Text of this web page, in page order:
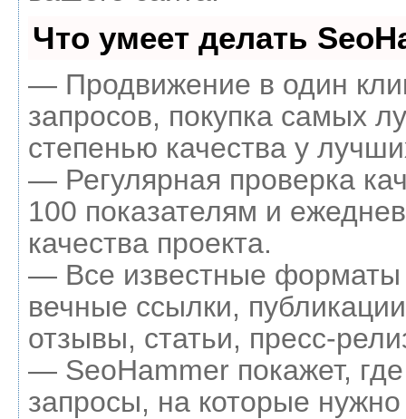
Что умеет делать
— Продвижение в один
запросов, покупка самых
степенью качества у
— Регулярная проверка
100 показателям и
качества проекта.
— Все известные форматы
вечные ссылки,
отзывы, статьи, пресс-
— SeoHammer покажет,
запросы, на которые